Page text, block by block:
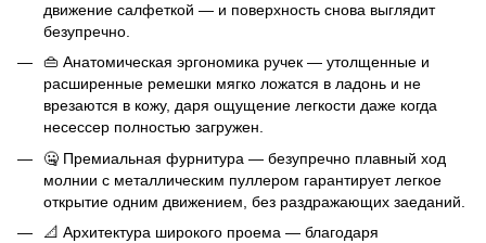
движение салфеткой — и поверхность снова выглядит
безупречно.
👜 Анатомическая эргономика ручек — утолщенные и
расширенные ремешки мягко ложатся в ладонь и не
врезаются в кожу, даря ощущение легкости даже когда
несессер полностью загружен.
🤐 Премиальная фурнитура — безупречно плавный ход
молнии с металлическим пуллером гарантирует легкое
открытие одним движением, без раздражающих заеданий.
📐 Архитектура широкого проема — благодаря